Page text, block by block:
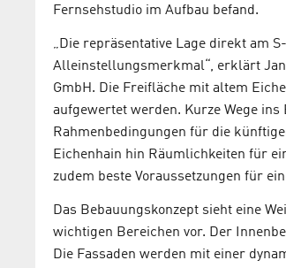
Fernsehstudio im Aufbau befand.
„Die repräsentative Lage direkt am
Alleinstellungsmerkmal“, erklärt Jan
GmbH. Die Freifläche mit altem
aufgewertet werden. Kurze Wege
Rahmenbedingungen für die
Eichenhain hin Räumlichkeiten für
zudem beste Voraussetzungen für
Das Bebauungskonzept sieht eine
wichtigen Bereichen vor. Der
Die Fassaden werden mit einer